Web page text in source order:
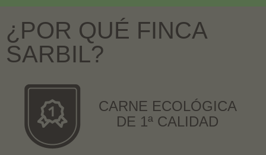
¿POR QUÉ FINCA
SARBIL?
CARNE ECOLÓGICA
DE 1ª CALIDAD